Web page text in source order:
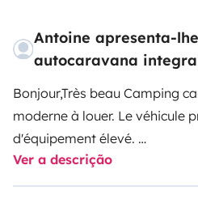
Antoine apresenta-
autocaravana
Bonjour,Très beau Camping
moderne à louer. Le véhicule
d'équipement élevé.
Les 2 lits King Size (150*190)
Ver a descrição